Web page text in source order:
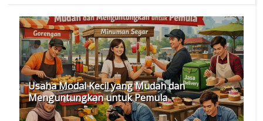
Usaha Modal Kecil yang Mudah dan
Menguntungkan untuk Pemula